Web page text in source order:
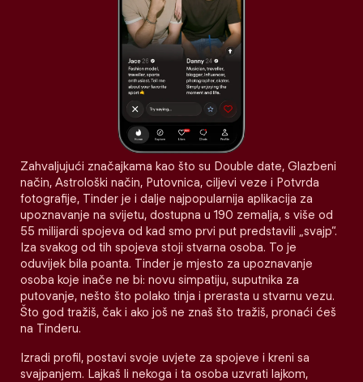
Zahvaljujući značajkama kao što su Double date, Glazbeni
način, Astrološki način, Putovnica, ciljevi veze i Potvrda
fotografije, Tinder je i dalje najpopularnija aplikacija za
upoznavanje na svijetu, dostupna u 190 zemalja, s više od
55 milijardi spojeva od kad smo prvi put predstavili „svajp“.
Iza svakog od tih spojeva stoji stvarna osoba. To je
oduvijek bila poanta. Tinder je mjesto za upoznavanje
osoba koje inače ne bi: novu simpatiju, suputnika za
putovanje, nešto što polako tinja i prerasta u stvarnu vezu.
Što god tražiš, čak i ako još ne znaš što tražiš, pronaći ćeš
na Tinderu.
Izradi profil, postavi svoje uvjete za spojeve i kreni sa
svajpanjem. Lajkaš li nekoga i ta osoba uzvrati lajkom,